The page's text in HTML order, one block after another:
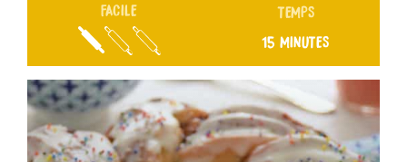
FACILE TEMPS
15 MINUTES